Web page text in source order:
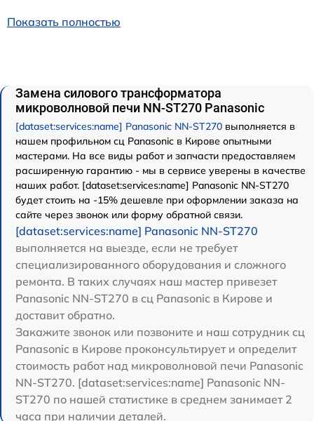
Показать полностью
Замена силового трансформатора
микроволновой печи NN-ST270 Panasonic
[dataset:services:name] Panasonic NN-ST270 выполняется в
нашем профильном сц Panasonic в Кирове опытными
мастерами. На все виды работ и запчасти предоставляем
расширенную гарантию - мы в сервисе уверены в качестве
наших работ. [dataset:services:name] Panasonic NN-ST270
будет стоить на -15% дешевле при оформлении заказа на
сайте через звонок или форму обратной связи.
[dataset:services:name] Panasonic NN-ST270
выполняется на выезде, если не требует
специализированного оборудования и сложного
ремонта. В таких случаях наш мастер привезет
Panasonic NN-ST270 в сц Panasonic в Кирове и
доставит обратно.
Закажите звонок или позвоните и наш сотрудник сц
Panasonic в Кирове проконсультирует и определит
стоимость работ над микроволновой печи Panasonic
NN-ST270. [dataset:services:name] Panasonic NN-
ST270 по нашей статистике в среднем занимает 2
часа при наличии деталей.